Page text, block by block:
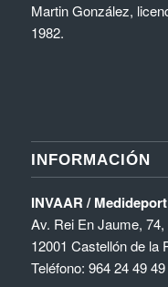
Martin González,
1982.
INFORMACIÓN
INVAAR / Medideport
Av. Rei En Jaume, 74,
12001 Castellón de la
Teléfono: 964 24 49 49